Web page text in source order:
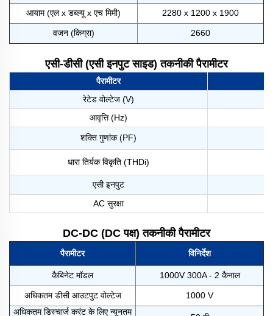
आयाम (एल x डब्ल्यू x एच मिमी) 2280 x 1200 x 1900
वजन (किग्रा) 2660
एसी-डीसी (एसी इनपुट साइड) तकनीकी पैरामीटर
पैरामीटर
रेटेड वोल्टेज (V)
आवृत्ति (Hz)
शक्ति गुणांक (PF)
धारा तिर्यक विकृति (THDi)
एसी इनपुट
AC सुरक्षा
DC-DC (DC पक्ष) तकनीकी पैरामीटर
पैरामीटर विनिर्देश
कैबिनेट मॉडल 1000V 300A - 2 कैनाल
अधिकतम डीसी आउटपुट वोल्टेज
1000 V
अधिकतम डिस्चार्ज करंट के लिए न्यूनतम